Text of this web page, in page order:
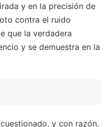
y en la precisión de
contra el ruido
que la verdadera
y se demuestra en la
y con razón,